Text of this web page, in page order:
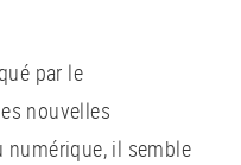
par le
nouvelles
il semble